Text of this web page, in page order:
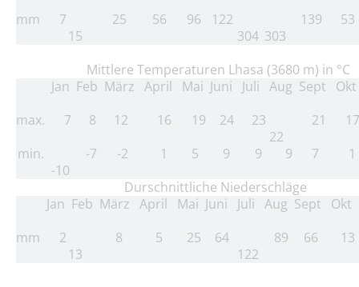
mm
7
15
25 56 96 122
304 303
139 53
Mittlere Temperaturen Lhasa (3680 m) in °C
Jan Feb März April Mai Juni Juli Aug Sept
Okt
max.
7 8 12 16 19 24
23
22
21
17
min.
-10
-7 -2 1 5 9 9 9 7
1
Durschnittliche Niederschläge
Jan Feb März April Mai Juni Juli Aug Sept Okt
mm
2
13
8 5 25 64
122
89 66 13